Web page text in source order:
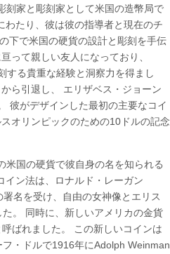
刻家と彫刻家として米国の造幣局で
たり、彼は彼の指導者と現在のチ
下で米国の硬貨の設計と彫刻を手伝
って親しい友人になっており、
する貴重な経験と洞察力を得まし
ら引退し、 エリザベス・ジョーン
彼がデザインした最初の主要なコイ
オリンピックのための10ドルの記念
国の硬貨で彼自身の名を知られる
イン法は、ロナルド・レーガン
名を受け、自由の女神像とエリス
。 同時に、新しいアメリカの金貨
ばれました。 この新しいコインは
・ドルで1916年にAdolph Weinman